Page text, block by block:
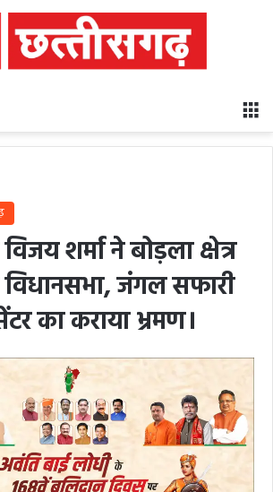
शर्मा ने बोड़ला क्षेत्र
जंगल सफारी
का कराया भ्रमण।